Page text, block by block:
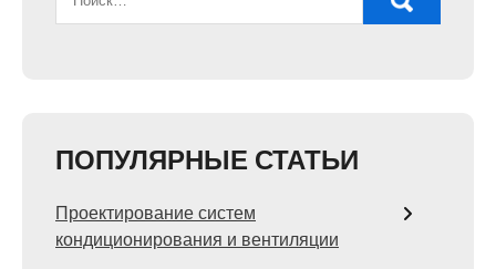
ПОПУЛЯРНЫЕ СТАТЬИ
Проектирование систем
кондиционирования и вентиляции